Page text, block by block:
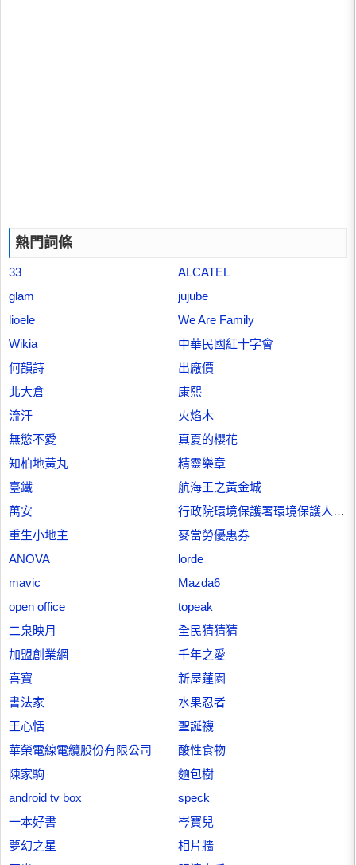
熱門詞條
33
ALCATEL
glam
jujube
lioele
We Are Family
Wikia
中華民國紅十字會
何韻詩
出廠價
北大倉
康熙
流汗
火焰木
無慾不愛
真夏的櫻花
知柏地黃丸
精靈樂章
臺鐵
航海王之黃金城
萬安
行政院環境保護署環境保護人員訓練所
重生小地主
麥當勞優惠券
ANOVA
lorde
mavic
Mazda6
open office
topeak
二泉映月
全民猜猜猜
加盟創業網
千年之愛
喜寶
新屋蓮園
書法家
水果忍者
王心恬
聖誕襪
華榮電線電纜股份有限公司
酸性食物
陳家駒
麵包樹
android tv box
speck
一本好書
岑寶兒
夢幻之星
相片牆